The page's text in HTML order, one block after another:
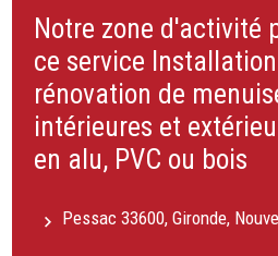
Notre zone d'activité
ce service
rénovation de
intérieures et
en alu, PVC ou bois
Pessac 33600, Gironde,